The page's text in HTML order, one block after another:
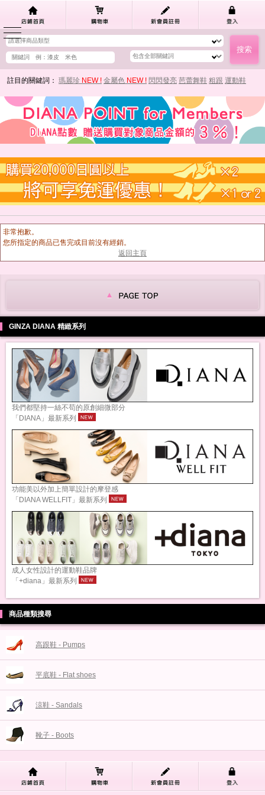
註目的關鍵詞： 瑪麗珍 NEW ! 金屬色 NEW ! 閃閃發亮 芭蕾舞鞋 粗跟 運動鞋
非常抱歉。
您所指定的商品已售完或目前沒有經銷。
返回主頁
GINZA DIANA 精緻系列
我們都堅持一絲不苟的原創細微部分
「DIANA」最新系列
功能美以外加上簡單設計的摩登感
「DIANA WELLFIT」最新系列
成人女性設計的運動鞋品牌
「+diana」最新系列
商品種類搜尋
高跟鞋 - Pumps
平底鞋 - Flat shoes
涼鞋 - Sandals
靴子 - Boots